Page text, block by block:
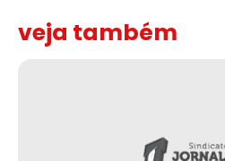
veja também